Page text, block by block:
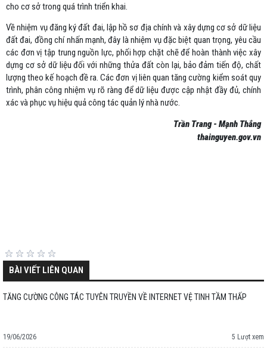
cho cơ sở trong quá trình triển khai.
Về nhiệm vụ đăng ký đất đai, lập hồ sơ địa chính và xây dựng cơ sở dữ liệu
đất đai, đồng chí nhấn mạnh, đây là nhiệm vụ đặc biệt quan trọng, yêu cầu
các đơn vị tập trung nguồn lực, phối hợp chặt chẽ để hoàn thành việc xây
dựng cơ sở dữ liệu đối với những thửa đất còn lại, bảo đảm tiến độ, chất
lượng theo kế hoạch đề ra. Các đơn vị liên quan tăng cường kiểm soát quy
trình, phân công nhiệm vụ rõ ràng để dữ liệu được cập nhật đầy đủ, chính
xác và phục vụ hiệu quả công tác quản lý nhà nước.
Trần Trang - Mạnh Thắng
thainguyen.gov.vn
BÀI VIẾT LIÊN QUAN
TĂNG CƯỜNG CÔNG TÁC TUYÊN TRUYỀN VỀ INTERNET VỆ TINH TẦM THẤP
19/06/2026 5 Lượt xem